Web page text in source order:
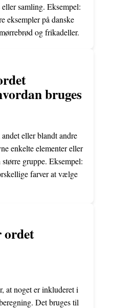
samling. Eksempel:
eksempler på danske
og frikadeller.
bruges
eller blandt andre
enkelte elementer eller
gruppe. Eksempel:
farver at vælge
ordet
at noget er inkluderet i
Det bruges til